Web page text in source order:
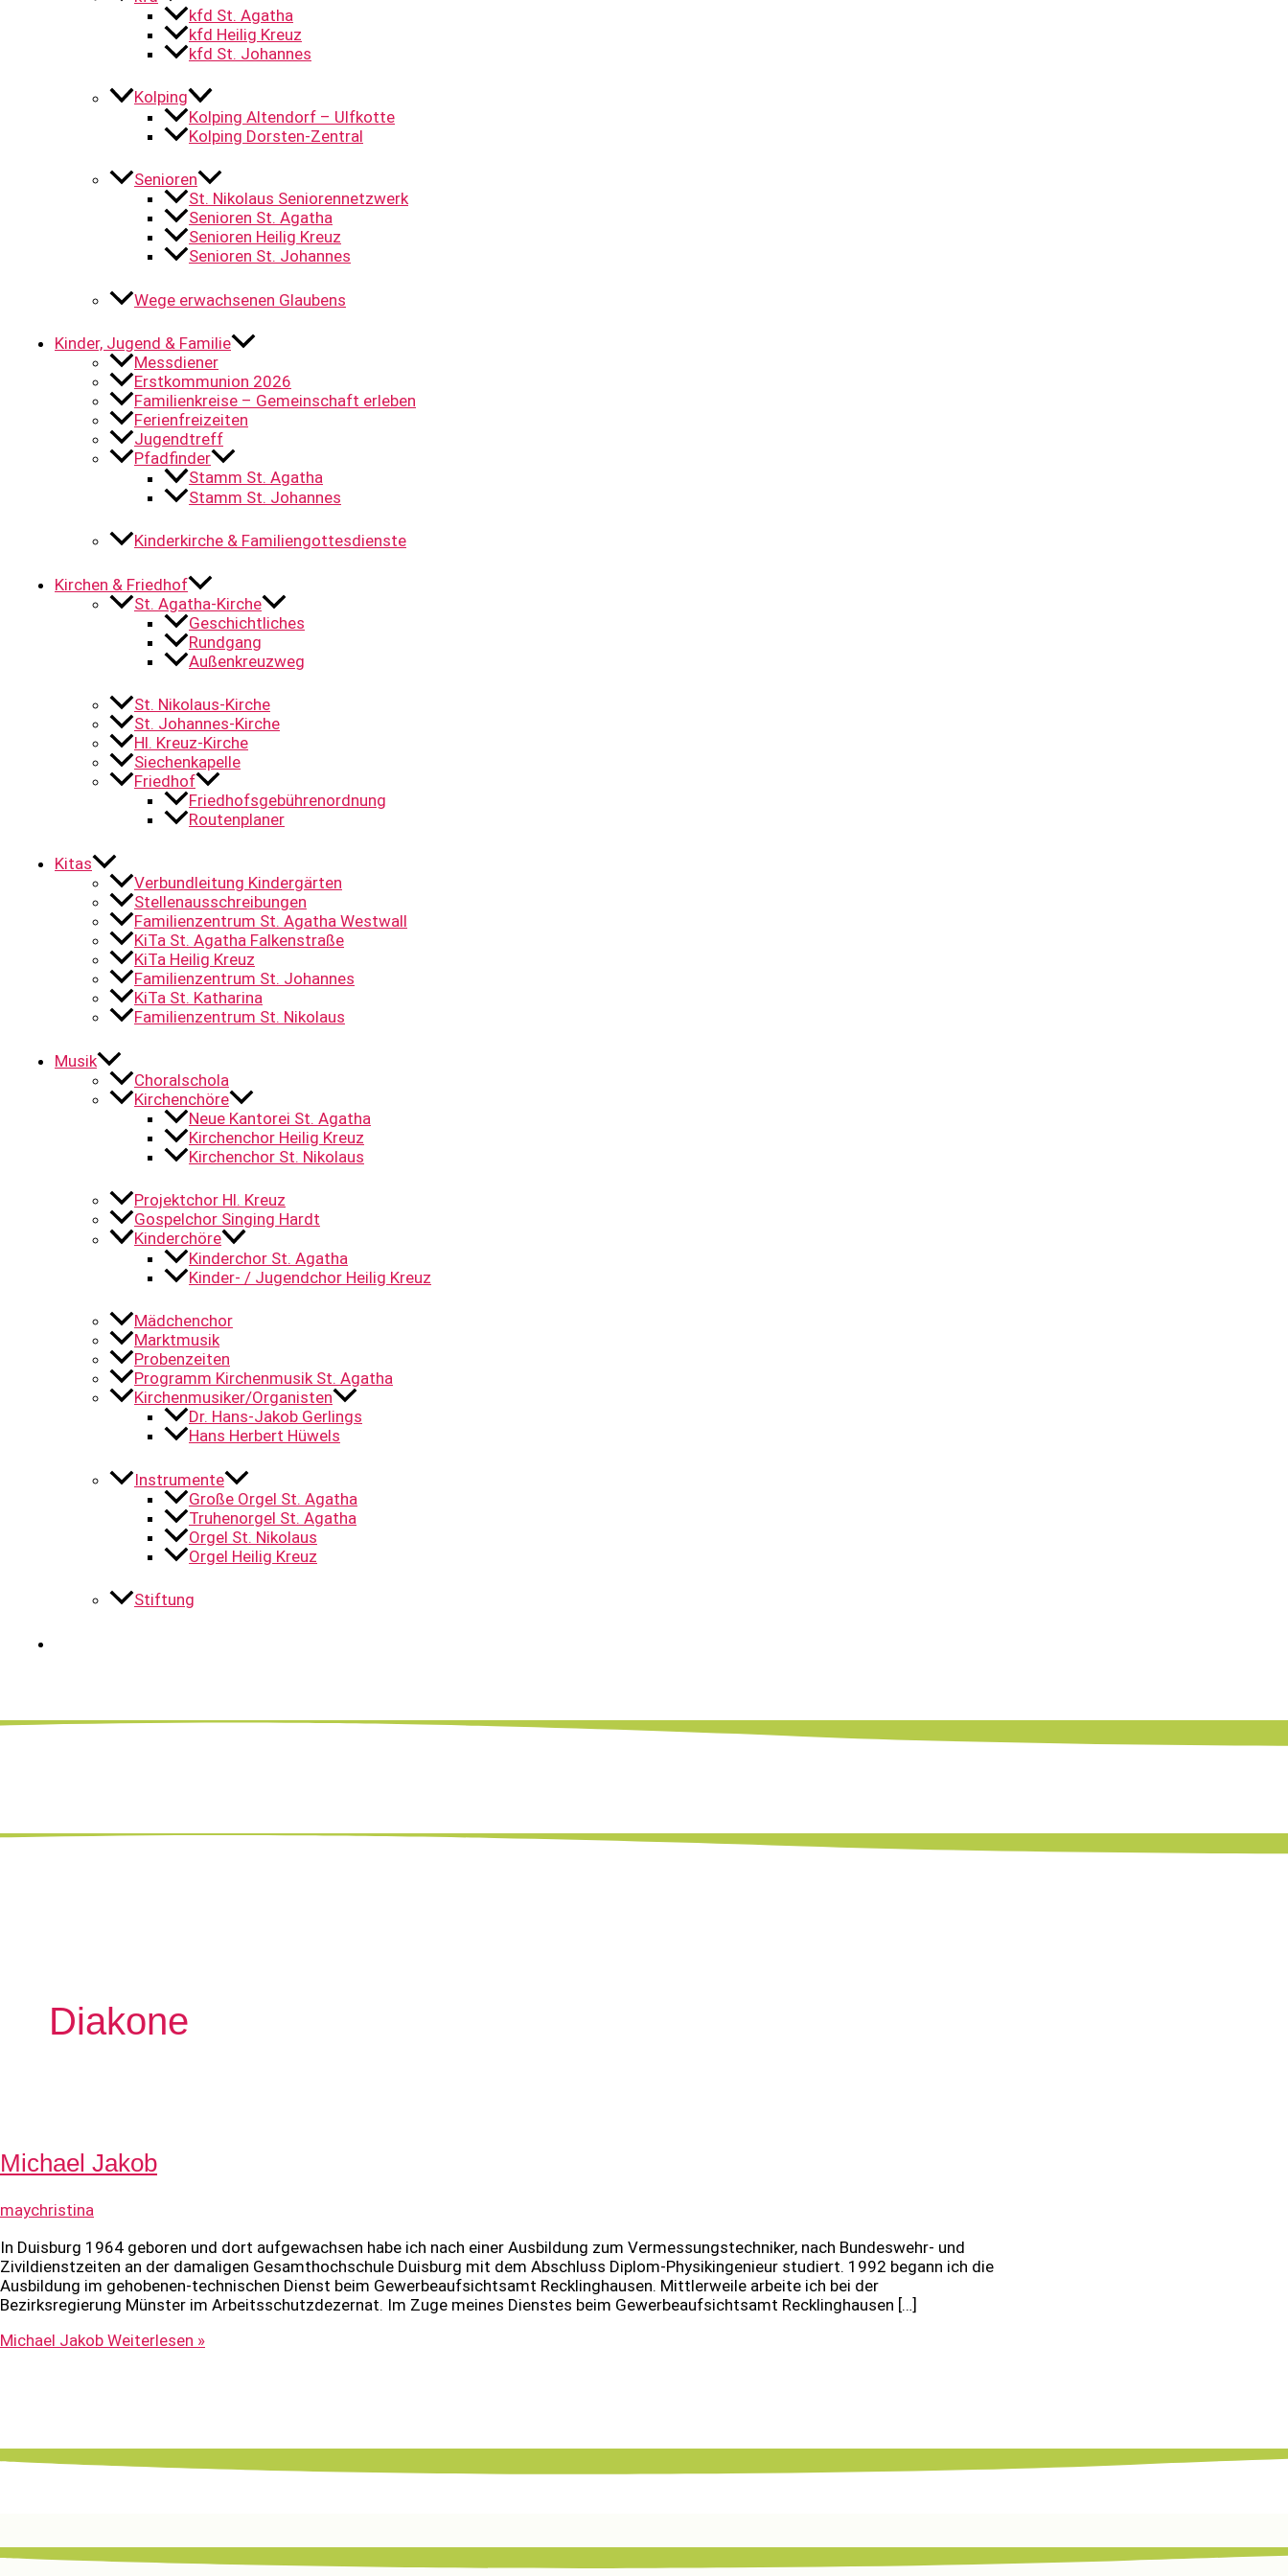
kfd St. Agatha
kfd Heilig Kreuz
kfd St. Johannes
Kolping
Kolping Altendorf – Ulfkotte
Kolping Dorsten-Zentral
Senioren
St. Nikolaus Seniorennetzwerk
Senioren St. Agatha
Senioren Heilig Kreuz
Senioren St. Johannes
Wege erwachsenen Glaubens
Kinder, Jugend & Familie
Messdiener
Erstkommunion 2026
Familienkreise – Gemeinschaft erleben
Ferienfreizeiten
Jugendtreff
Pfadfinder
Stamm St. Agatha
Stamm St. Johannes
Kinderkirche & Familiengottesdienste
Kirchen & Friedhof
St. Agatha-Kirche
Geschichtliches
Rundgang
Außenkreuzweg
St. Nikolaus-Kirche
St. Johannes-Kirche
Hl. Kreuz-Kirche
Siechenkapelle
Friedhof
Friedhofsgebührenordnung
Routenplaner
Kitas
Verbundleitung Kindergärten
Stellenausschreibungen
Familienzentrum St. Agatha Westwall
KiTa St. Agatha Falkenstraße
KiTa Heilig Kreuz
Familienzentrum St. Johannes
KiTa St. Katharina
Familienzentrum St. Nikolaus
Musik
Choralschola
Kirchenchöre
Neue Kantorei St. Agatha
Kirchenchor Heilig Kreuz
Kirchenchor St. Nikolaus
Projektchor Hl. Kreuz
Gospelchor Singing Hardt
Kinderchöre
Kinderchor St. Agatha
Kinder- / Jugendchor Heilig Kreuz
Mädchenchor
Marktmusik
Probenzeiten
Programm Kirchenmusik St. Agatha
Kirchenmusiker/Organisten
Dr. Hans-Jakob Gerlings
Hans Herbert Hüwels
Instrumente
Große Orgel St. Agatha
Truhenorgel St. Agatha
Orgel St. Nikolaus
Orgel Heilig Kreuz
Stiftung
Diakone
Michael Jakob
maychristina
In Duisburg 1964 geboren und dort aufgewachsen habe ich nach einer Ausbildung zum Vermessungstechniker, nach Bundeswehr- und
Zivildienstzeiten an der damaligen Gesamthochschule Duisburg mit dem Abschluss Diplom-Physikingenieur studiert. 1992 begann ich die
Ausbildung im gehobenen-technischen Dienst beim Gewerbeaufsichtsamt Recklinghausen. Mittlerweile arbeite ich bei der
Bezirksregierung Münster im Arbeitsschutzdezernat. Im Zuge meines Dienstes beim Gewerbeaufsichtsamt Recklinghausen […]
Michael Jakob Weiterlesen »